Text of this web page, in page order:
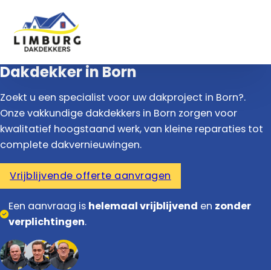
Dakdekker in Born
Zoekt u een specialist voor uw dakproject in Born?.
Onze vakkundige dakdekkers in Born zorgen voor
kwalitatief hoogstaand werk, van kleine reparaties tot
complete dakvernieuwingen.
Vrijblijvende offerte aanvragen
Een aanvraag is helemaal vrijblijvend en zonder
verplichtingen.